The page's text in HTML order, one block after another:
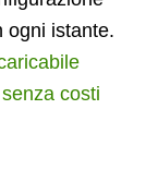
ogni istante.
costi